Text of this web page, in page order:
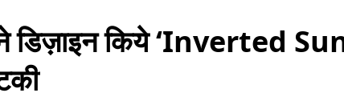
डिज़ाइन किये ‘Inverted